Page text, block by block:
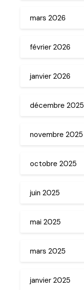
mars 2026
février 2026
janvier 2026
décembre 2025
novembre 2025
octobre 2025
juin 2025
mai 2025
mars 2025
janvier 2025